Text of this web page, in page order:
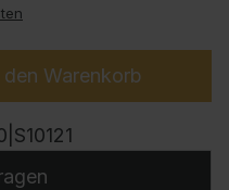
den Warenkorb